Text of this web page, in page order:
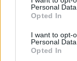
Personal Data.
Opted In
I want to opt-
Personal
Opted In
από το Μονακό
συνεργάστηκαν
Roca Team».